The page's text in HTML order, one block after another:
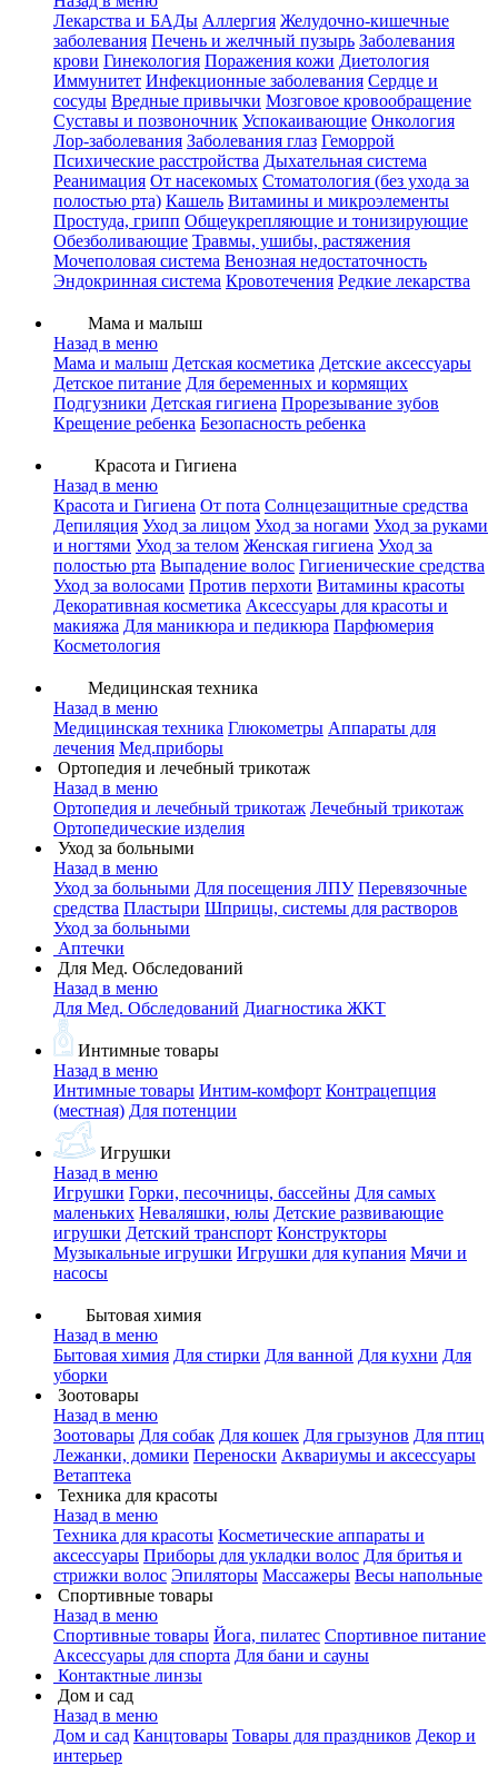
Лекарства и БАДы Аллергия Желудочно-кишечные
заболевания Печень и желчный пузырь Заболевания
крови Гинекология Поражения кожи Диетология
Иммунитет Инфекционные заболевания Сердце и
сосуды Вредные привычки Мозговое кровообращение
Суставы и позвоночник Успокаивающие Онкология
Лор-заболевания Заболевания глаз Геморрой
Психические расстройства Дыхательная система
Реанимация От насекомых Стоматология (без ухода за
полостью рта) Кашель Витамины и микроэлементы
Простуда, грипп Общеукрепляющие и тонизирующие
Обезболивающие Травмы, ушибы, растяжения
Мочеполовая система Венозная недостаточность
Эндокринная система Кровотечения Редкие лекарства
Мама и малыш
Назад в меню
Мама и малыш Детская косметика Детские аксессуары
Детское питание Для беременных и кормящих
Подгузники Детская гигиена Прорезывание зубов
Крещение ребенка Безопасность ребенка
Красота и Гигиена
Назад в меню
Красота и Гигиена От пота Солнцезащитные средства
Депиляция Уход за лицом Уход за ногами Уход за руками
и ногтями Уход за телом Женская гигиена Уход за
полостью рта Выпадение волос Гигиенические средства
Уход за волосами Против перхоти Витамины красоты
Декоративная косметика Аксессуары для красоты и
макияжа Для маникюра и педикюра Парфюмерия
Косметология
Медицинская техника
Назад в меню
Медицинская техника Глюкометры Аппараты для
лечения Мед.приборы
Ортопедия и лечебный трикотаж
Назад в меню
Ортопедия и лечебный трикотаж Лечебный трикотаж
Ортопедические изделия
Уход за больными
Назад в меню
Уход за больными Для посещения ЛПУ Перевязочные
средства Пластыри Шприцы, системы для растворов
Уход за больными
Аптечки
Для Мед. Обследований
Назад в меню
Для Мед. Обследований Диагностика ЖКТ
Интимные товары
Назад в меню
Интимные товары Интим-комфорт Контрацепция
(местная) Для потенции
Игрушки
Назад в меню
Игрушки Горки, песочницы, бассейны Для самых
маленьких Неваляшки, юлы Детские развивающие
игрушки Детский транспорт Конструкторы
Музыкальные игрушки Игрушки для купания Мячи и
насосы
Бытовая химия
Назад в меню
Бытовая химия Для стирки Для ванной Для кухни Для
уборки
Зоотовары
Назад в меню
Зоотовары Для собак Для кошек Для грызунов Для птиц
Лежанки, домики Переноски Аквариумы и аксессуары
Ветаптека
Техника для красоты
Назад в меню
Техника для красоты Косметические аппараты и
аксессуары Приборы для укладки волос Для бритья и
стрижки волос Эпиляторы Массажеры Весы напольные
Спортивные товары
Назад в меню
Спортивные товары Йога, пилатес Спортивное питание
Аксессуары для спорта Для бани и сауны
Контактные линзы
Дом и сад
Назад в меню
Дом и сад Канцтовары Товары для праздников Декор и
интерьер